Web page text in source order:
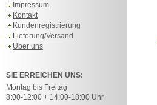
Impressum
Kontakt
Kundenregistrierung
Lieferung/Versand
Über uns
SIE ERREICHEN UNS:
Montag bis Freitag
8:00-12:00 + 14:00-18:00 Uhr